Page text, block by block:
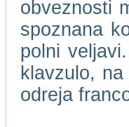
obveznosti
spoznana
polni
klavzulo,
odreja